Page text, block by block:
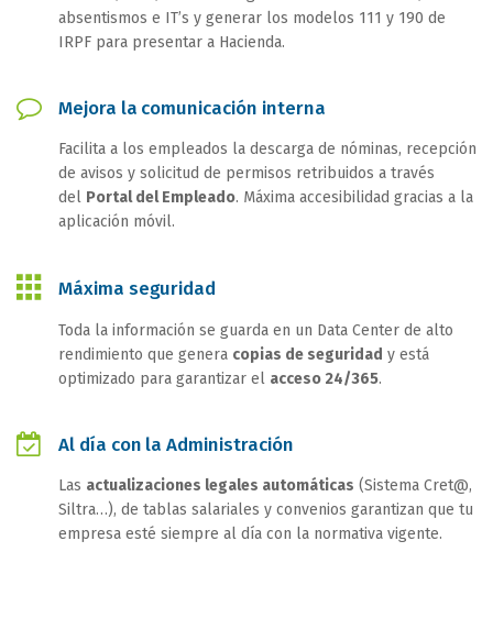
absentismos e IT’s y generar los modelos 111 y 190 de
IRPF para presentar a Hacienda.
Mejora la comunicación interna
Facilita a los empleados la descarga de nóminas, recepción
de avisos y solicitud de permisos retribuidos a través
del Portal del Empleado. Máxima accesibilidad gracias a la
aplicación móvil.
Máxima seguridad
Toda la información se guarda en un Data Center de alto
rendimiento que genera copias de seguridad y está
optimizado para garantizar el acceso 24/365.
Al día con la Administración
Las actualizaciones legales automáticas (Sistema Cret@,
Siltra…), de tablas salariales y convenios garantizan que tu
empresa esté siempre al día con la normativa vigente.